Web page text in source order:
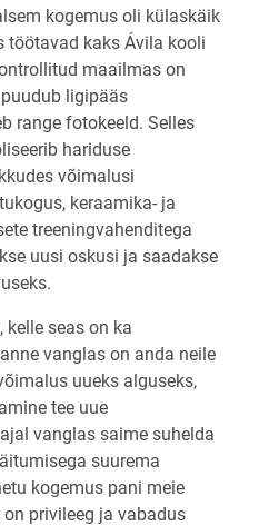
kogemus oli külaskäik
töötavad kaks Ávila kooli
maailmas on
ligipääs
range fotokeeld. Selles
hariduse
võimalusi
keraamika- ja
treeningvahenditega
uusi oskusi ja saadakse
kelle seas on ka
vanglas on anda neile
uueks alguseks,
tee uue
vanglas saime suhelda
suurema
kogemus pani meie
privileeg ja vabadus